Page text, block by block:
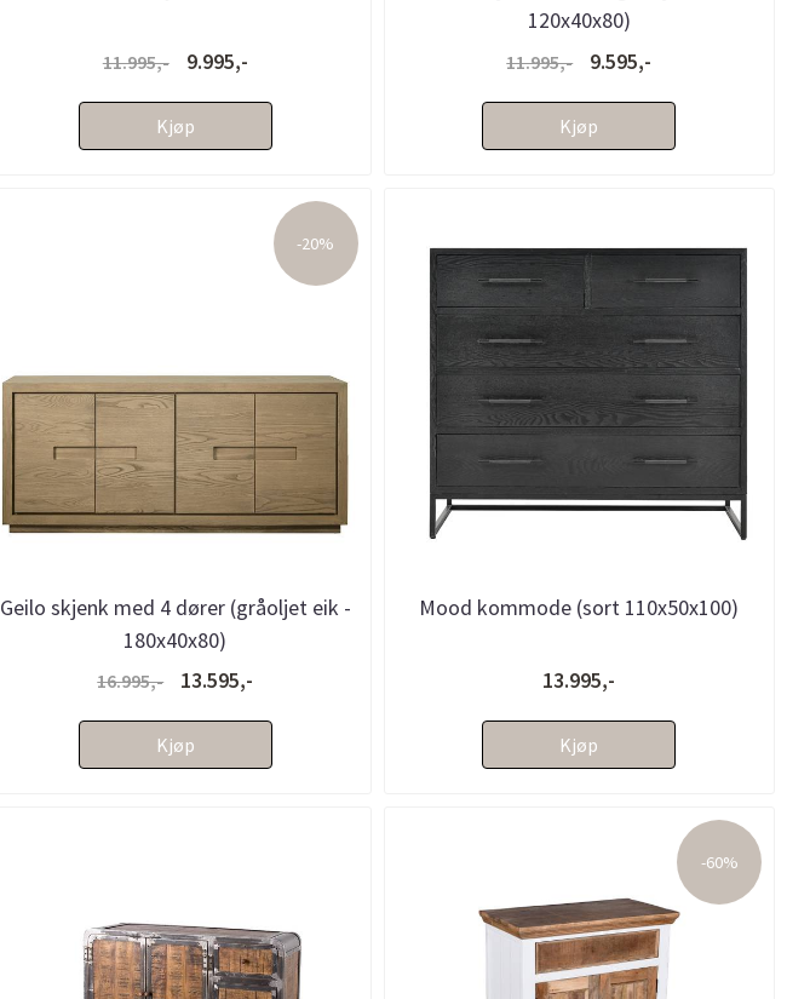
11.995,- 9.995,-
Kjøp
120x40x80)
11.995,- 9.595,-
Kjøp
-20%
Geilo skjenk med 4 dører (gråoljet eik -
180x40x80)
16.995,- 13.595,-
Kjøp
Mood kommode (sort 110x50x100)
13.995,-
Kjøp
-60%